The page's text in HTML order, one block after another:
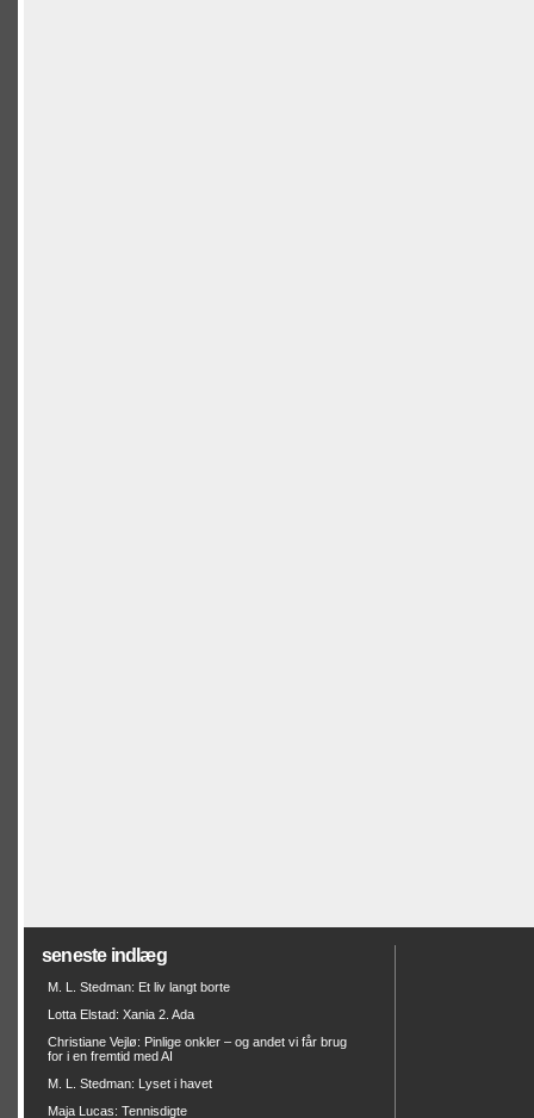
seneste indlæg
M. L. Stedman: Et liv langt borte
Lotta Elstad: Xania 2. Ada
Christiane Vejlø: Pinlige onkler – og andet vi får brug
for i en fremtid med AI
M. L. Stedman: Lyset i havet
Maja Lucas: Tennisdigte